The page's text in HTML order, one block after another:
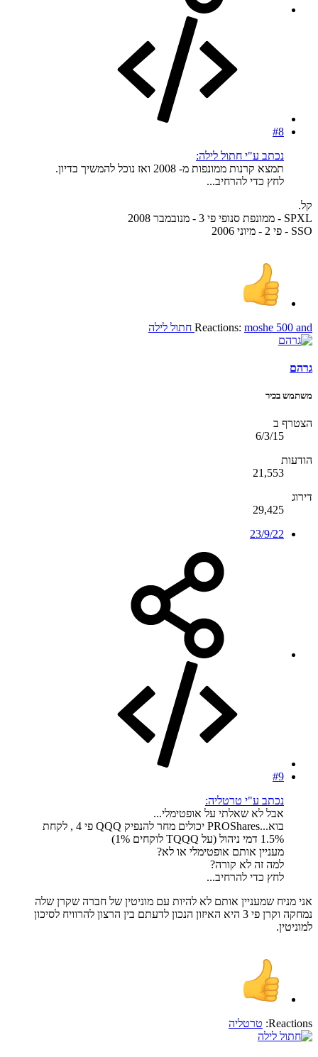
#8
נכתב ע"י חתול לילה:
תמצא קרנות ממונפות מ- 2008 ואז נוכל להמשיך בדיון.
לחץ כדי להרחיב...
קל.
SPXL - ממונפת סנופי פי 3 - מנובמבר 2008
SSO - פי 2 - מיוני 2006
Reactions: moshe 500 and חתול לילה
גרהם
משתמש בכיר
הצטרף ב
6/3/15
הודעות
21,553
דירוג
29,425
23/9/22
#9
נכתב ע"י טרטליה:
אבל לא שאלתי על אופטימלי...
בוא...PROShares יכולים מחר להנפיק QQQ פי 4 , לקחת
1.5% דמי ניהול (על TQQQ לוקחים 1%)
מעניין אותם אופטימלי או לא?
למה זה לא קורה?
לחץ כדי להרחיב...
אני מניח שמעניין אותם לא להיות עם מוניטין של חברה שקרן שלה
נמחקה וקרן פי 3 היא האיזון הנכון לדעתם בין הרצון להרוויח לסיכון
למוניטין.
Reactions: טרטליה